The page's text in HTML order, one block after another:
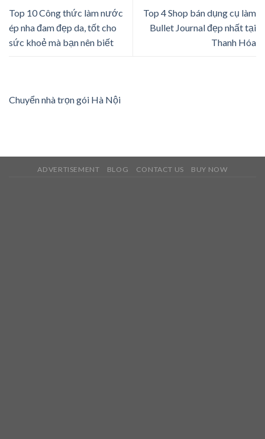
Top 10 Công thức làm nước
ép nha đam đẹp da, tốt cho
sức khoẻ mà bạn nên biết
Top 4 Shop bán dụng cụ làm
Bullet Journal đẹp nhất tại
Thanh Hóa
Chuyển nhà trọn gói Hà Nội
ADVERTISEMENT BLOG CONTACT US BUY NOW